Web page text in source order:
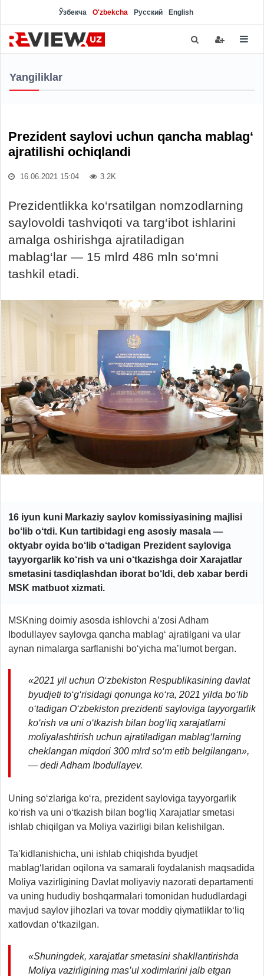
Ўзбекча O'zbekcha Русский English
Yangiliklar
Prezident saylovi uchun qancha mablag‘
ajratilishi ochiqlandi
16.06.2021 15:04 3.2K
Prezidentlikka ko‘rsatilgan nomzodlarning
saylovoldi tashviqoti va targ‘ibot ishlarini
amalga oshirishga ajratiladigan
mablag‘lar — 15 mlrd 486 mln so‘mni
tashkil etadi.
16 iyun kuni Markaziy saylov komissiyasining majlisi
bo‘lib o‘tdi. Kun tartibidagi eng asosiy masala —
oktyabr oyida bo‘lib o‘tadigan Prezident sayloviga
tayyorgarlik ko‘rish va uni o‘tkazishga doir Xarajatlar
smetasini tasdiqlashdan iborat bo‘ldi, deb xabar berdi
MSK matbuot xizmati.
MSKning doimiy asosda ishlovchi a’zosi Adham
Ibodullayev saylovga qancha mablag‘ ajratilgani va ular
aynan nimalarga sarflanishi bo‘yicha ma’lumot bergan.
«2021 yil uchun O‘zbekiston Respublikasining davlat
byudjeti to‘g‘risidagi qonunga ko‘ra, 2021 yilda bo‘lib
o‘tadigan O‘zbekiston prezidenti sayloviga tayyorgarlik
ko‘rish va uni o‘tkazish bilan bog‘liq xarajatlarni
moliyalashtirish uchun ajratiladigan mablag‘larning
cheklangan miqdori 300 mlrd so‘m etib belgilangan»,
— dedi Adham Ibodullayev.
Uning so‘zlariga ko‘ra, prezident sayloviga tayyorgarlik
ko‘rish va uni o‘tkazish bilan bog‘liq Xarajatlar smetasi
ishlab chiqilgan va Moliya vazirligi bilan kelishilgan.
Ta’kidlanishicha, uni ishlab chiqishda byudjet
mablag‘laridan oqilona va samarali foydalanish maqsadida
Moliya vazirligining Davlat moliyaviy nazorati departamenti
va uning hududiy boshqarmalari tomonidan hududlardagi
mavjud saylov jihozlari va tovar moddiy qiymatliklar to‘liq
xatlovdan o‘tkazilgan.
«Shuningdek, xarajatlar smetasini shakllantirishda
Moliya vazirligining mas’ul xodimlarini jalb etgan